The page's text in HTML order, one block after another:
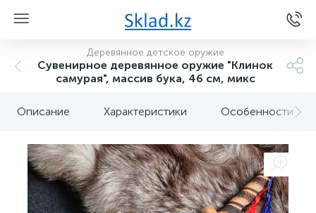
Деревянное детское оружие
Сувенирное деревянное оружие "Клинок
самурая", массив бука, 46 см, микс
Описание Характеристики Особенности